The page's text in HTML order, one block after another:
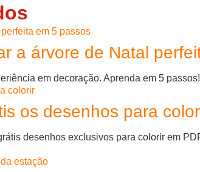
a árvore de Natal
em decoração. Aprenda em 5 passos!
os desenhos para
desenhos exclusivos para colorir em